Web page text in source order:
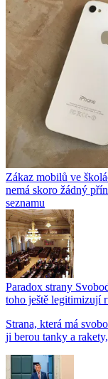
Zákaz mobilů ve
nemá skoro žádný
seznamu
Paradox strany
toho ještě legitimizují
Strana, která má
ji berou tanky a